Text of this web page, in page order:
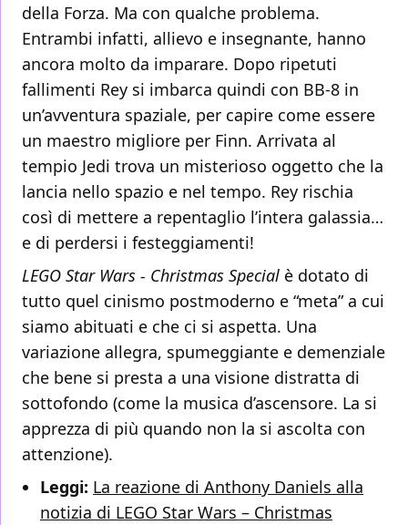
della Forza. Ma con qualche problema.
Entrambi infatti, allievo e insegnante, hanno
ancora molto da imparare. Dopo ripetuti
fallimenti Rey si imbarca quindi con BB-8 in
un’avventura spaziale, per capire come essere
un maestro migliore per Finn. Arrivata al
tempio Jedi trova un misterioso oggetto che la
lancia nello spazio e nel tempo. Rey rischia
così di mettere a repentaglio l’intera galassia…
e di perdersi i festeggiamenti!
LEGO Star Wars - Christmas Special è dotato di
tutto quel cinismo postmoderno e “meta” a cui
siamo abituati e che ci si aspetta. Una
variazione allegra, spumeggiante e demenziale
che bene si presta a una visione distratta di
sottofondo (come la musica d’ascensore. La si
apprezza di più quando non la si ascolta con
attenzione).
Leggi: La reazione di Anthony Daniels alla
notizia di LEGO Star Wars – Christmas